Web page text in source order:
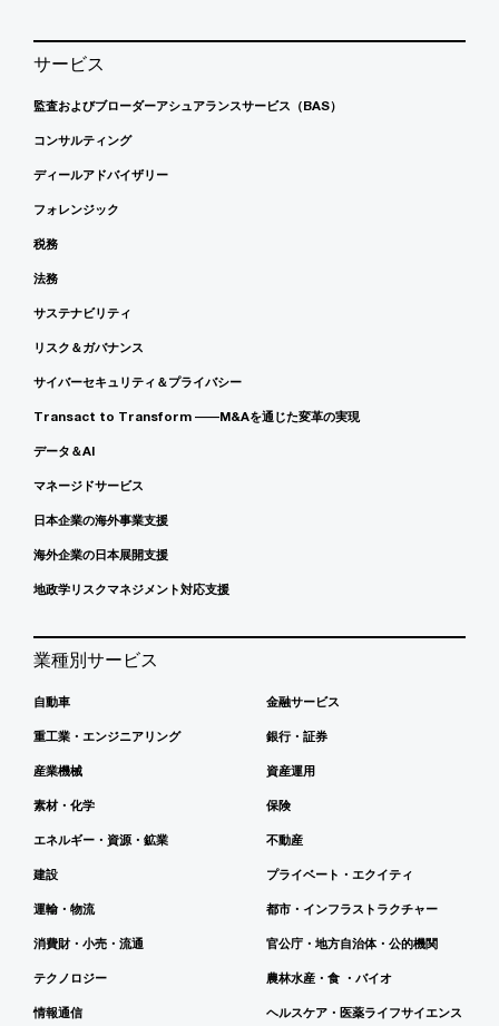
サービス
監査およびブローダーアシュアランスサービス（BAS）
コンサルティング
ディールアドバイザリー
フォレンジック
税務
法務
サステナビリティ
リスク＆ガバナンス
サイバーセキュリティ＆プライバシー
Transact to Transform ――M&Aを通じた変革の実現
データ＆AI
マネージドサービス
日本企業の海外事業支援
海外企業の日本展開支援
地政学リスクマネジメント対応支援
業種別サービス
自動車
重工業・エンジニアリング
産業機械
素材・化学
エネルギー・資源・鉱業
建設
運輸・物流
消費財・小売・流通
テクノロジー
情報通信
金融サービス
銀行・証券
資産運用
保険
不動産
プライベート・エクイティ
都市・インフラストラクチャー
官公庁・地方自治体・公的機関
農林水産・食 ・バイオ
ヘルスケア・医薬ライフサイエンス